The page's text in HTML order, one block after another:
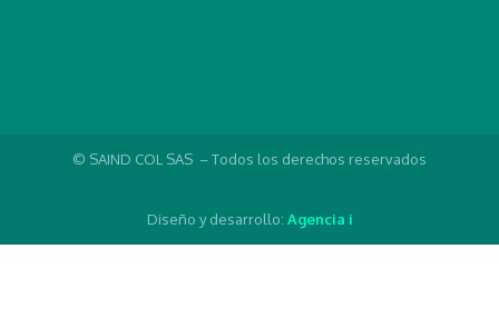
© SAIND COL SAS – Todos los derechos reservados
Diseño y desarrollo: Agencia i